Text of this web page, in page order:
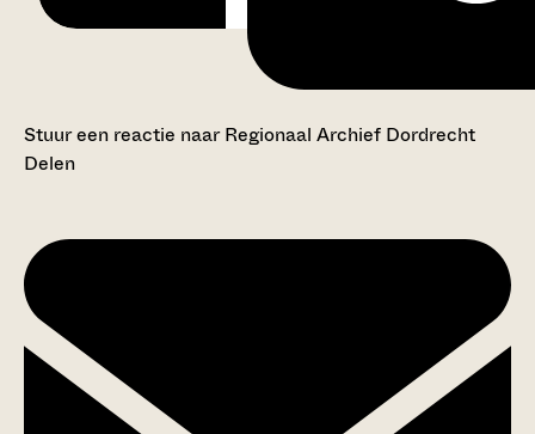
Stuur een reactie naar Regionaal Archief Dordrecht
Delen